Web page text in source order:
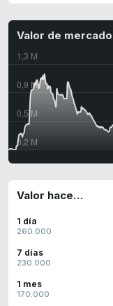
Valor de mercado
Valor hace…
1 día
260.000
7 días
230.000
1 mes
170.000